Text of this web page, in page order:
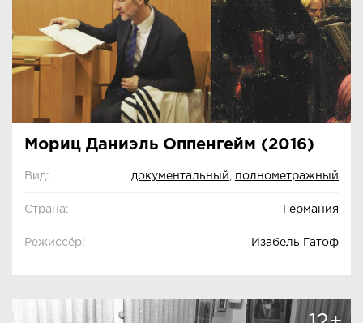
Мориц Даниэль Оппенгейм (2016)
Вид: документальный полнометражный
Страна: Германия
Режиссёр: Изабель Гатоф